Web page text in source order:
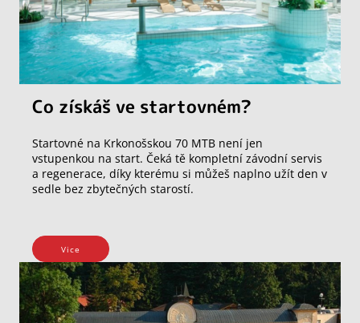
Co získáš ve startovném?
Startovné na Krkonošskou 70 MTB není jen
vstupenkou na start. Čeká tě kompletní závodní servis
a regenerace, díky kterému si můžeš naplno užít den v
sedle bez zbytečných starostí.
Vice